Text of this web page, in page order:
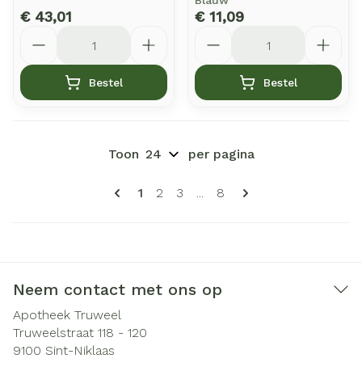
€ 43,01
Bestel
€ 11,09
Bestel
Pagina's
U lees momenteel pagina
1 Pagina
2 Pagina
3 ... Pagina
8
Toon per pagina
Neem contact met ons op
Apotheek Truweel
Truweelstraat 118 - 120
9100 Sint-Niklaas